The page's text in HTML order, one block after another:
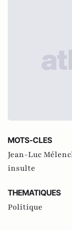
MOTS-CLES
Jean-Luc
insulte
THEMATIQUES
Politique